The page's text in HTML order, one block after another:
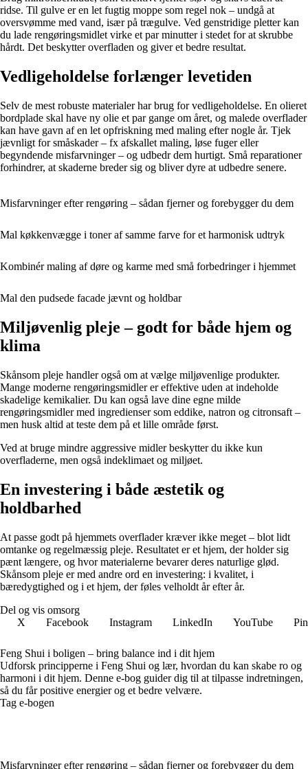
ridse. Til gulve er en let fugtig moppe som regel nok – undgå at
oversvømme med vand, især på trægulve. Ved genstridige pletter kan
du lade rengøringsmidlet virke et par minutter i stedet for at skrubbe
hårdt. Det beskytter overfladen og giver et bedre resultat.
Vedligeholdelse forlænger levetiden
Selv de mest robuste materialer har brug for vedligeholdelse. En olieret
bordplade skal have ny olie et par gange om året, og malede overflader
kan have gavn af en let opfriskning med maling efter nogle år. Tjek
jævnligt for småskader – fx afskallet maling, løse fuger eller
begyndende misfarvninger – og udbedr dem hurtigt. Små reparationer
forhindrer, at skaderne breder sig og bliver dyre at udbedre senere.
Misfarvninger efter rengøring – sådan fjerner og forebygger du dem
Mal køkkenvægge i toner af samme farve for et harmonisk udtryk
Kombinér maling af døre og karme med små forbedringer i hjemmet
Mal den pudsede facade jævnt og holdbar
Miljøvenlig pleje – godt for både hjem og
klima
Skånsom pleje handler også om at vælge miljøvenlige produkter.
Mange moderne rengøringsmidler er effektive uden at indeholde
skadelige kemikalier. Du kan også lave dine egne milde
rengøringsmidler med ingredienser som eddike, natron og citronsaft –
men husk altid at teste dem på et lille område først.
Ved at bruge mindre aggressive midler beskytter du ikke kun
overfladerne, men også indeklimaet og miljøet.
En investering i både æstetik og
holdbarhed
At passe godt på hjemmets overflader kræver ikke meget – blot lidt
omtanke og regelmæssig pleje. Resultatet er et hjem, der holder sig
pænt længere, og hvor materialerne bevarer deres naturlige glød.
Skånsom pleje er med andre ord en investering: i kvalitet, i
bæredygtighed og i et hjem, der føles velholdt år efter år.
Del og vis omsorg
X
Facebook Instagram LinkedIn YouTube
Feng Shui i boligen – bring balance ind i dit hjem
Udforsk principperne i Feng Shui og lær, hvordan du kan skabe ro og
harmoni i dit hjem. Denne e-bog guider dig til at tilpasse indretningen,
så du får positive energier og et bedre velvære.
Tag e-bogen
Misfarvninger efter rengøring – sådan fjerner og forebygger du dem